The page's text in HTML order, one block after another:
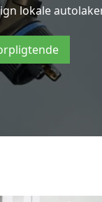
lokale